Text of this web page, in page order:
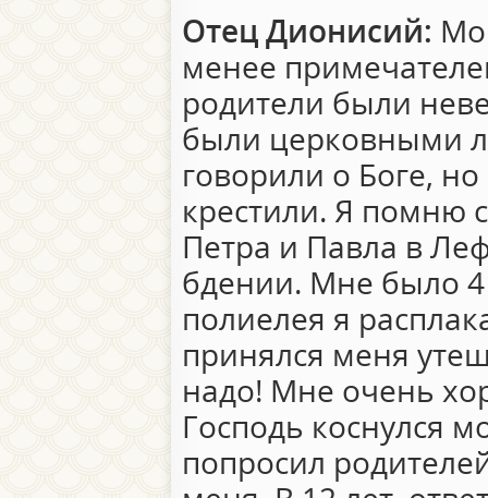
Отец Дионисий:
менее
родители были
были церковными
говорили о Боге,
крестили. Я помню
Петра и Павла в
бдении. Мне было
полиелея я
принялся меня
надо! Мне очень
Господь коснулся
попросил